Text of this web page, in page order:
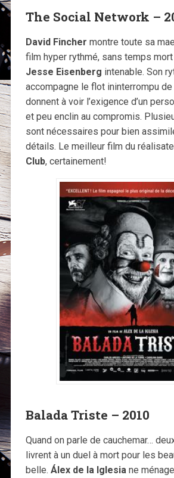
The Social Network –
David Fincher montre toute sa
film hyper rythmé, sans temps
Jesse Eisenberg intenable. Son
accompagne le flot ininterrompu
donnent à voir l’exigence d’un
et peu enclin au compromis.
sont nécessaires pour bien
détails. Le meilleur film du
Club, certainement!
Balada Triste – 2010
Quand on parle de cauchemar…
livrent à un duel à mort pour les
belle. Álex de la Iglesiane